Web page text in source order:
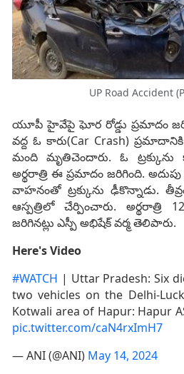
UP Road Accident
యూపీ హైవేపై ఘోర రోడ్డు ప్ర‌మాదం
వ‌ద్ద ఓ కారు(Car Crash)
మంది మృతిచెందారు. ఓ
అర్థ‌రాత్రి ఈ ప్ర‌మాదం జ‌రిగింది.
వాహ‌నంతో ట్ర‌క్కును ఢీకొన్నాడు.
ఆస్ప‌త్రిలో చేర్పించారు. అర్థ‌రాత్రి
జ‌రిగిన‌ట్లు ఎస్పీ అభిషేక్ వ‌ర్మ తెలిపారు.
Here's Video
#WATCH | Uttar Pradesh: Six
two vehicles on the Delhi-
Kotwali area of Hapur: Hapur
pic.twitter.com/caN4rxImH7
— ANI (@ANI) May 14, 2024